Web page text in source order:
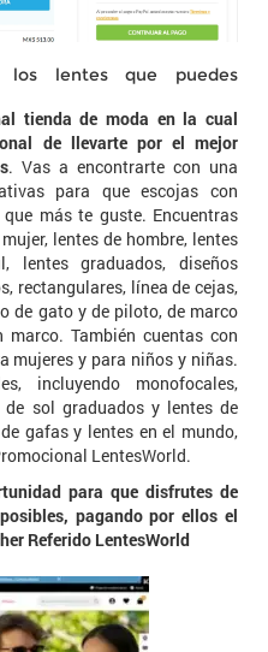
los lentes que puedes
tienda de moda en la cual
de llevarte por el mejor
. Vas a encontrarte con una
para que escojas con
más te guste. Encuentras
lentes de hombre, lentes
graduados, diseños
rectangulares, línea de cejas,
de gato y de piloto, de marco
También cuentas con
mujeres y para niños y niñas.
incluyendo monofocales,
sol graduados y lentes de
gafas y lentes en el mundo,
LentesWorld.
para que disfrutes de
pagando por ellos el
Referido LentesWorld